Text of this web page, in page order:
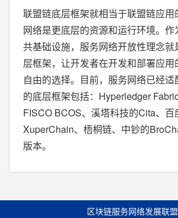
联盟链底层框架就相当于联盟链应
网络是更底层的资源和运行环境。
共基础设施，服务网络开放性理念
层框架，让开发者在开发和部署应
自由的选择。目前，服务网络已经
的底层框架包括：Hyperledger
FISCO BCOS、溪塔科技的Cita、百
XuperChain、梧桐链、中钞的
版本。
区块链服务网络发展联盟